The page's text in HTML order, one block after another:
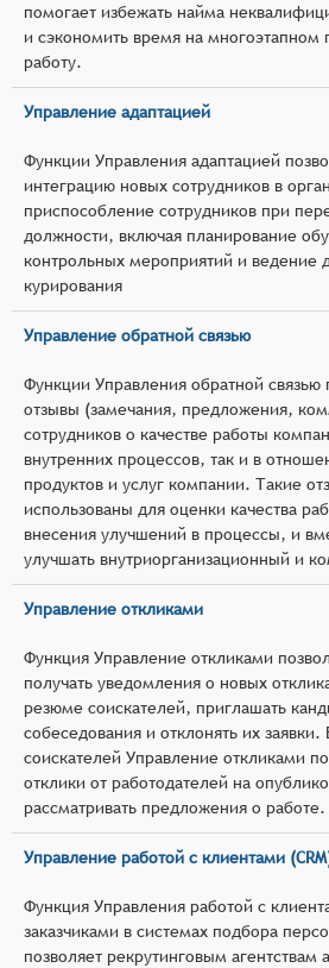
помогает избежать найма
и сэкономить время на многоэтапном
работу.
Управление адаптацией
Функции Управления адаптацией
интеграцию новых сотрудников в
приспособление сотрудников при
должности, включая планирование
контрольных мероприятий и ведение
курирования
Управление обратной связью
Функции Управления обратной связью
отзывы (замечания, предложения,
сотрудников о качестве работы
внутренних процессов, так и в
продуктов и услуг компании. Такие
использованы для оценки качества
внесения улучшений в процессы, и
улучшать внутриорганизационный и
Управление откликами
Функция Управление откликами
получать уведомления о новых
резюме соискателей, приглашать
собеседования и отклонять их
соискателей Управление откликами
отклики от работодателей на
рассматривать предложения о работе.
Управление работой с клиентами
Функция Управления работой с
заказчиками в системах подбора
позволяет рекрутинговым агентствам